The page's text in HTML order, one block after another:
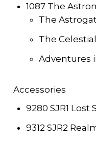
1087 The
The
The
Adventures
Accessories
9280 SJR1 Lost
9312 SJR2